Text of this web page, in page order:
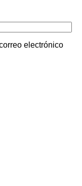
electrónico